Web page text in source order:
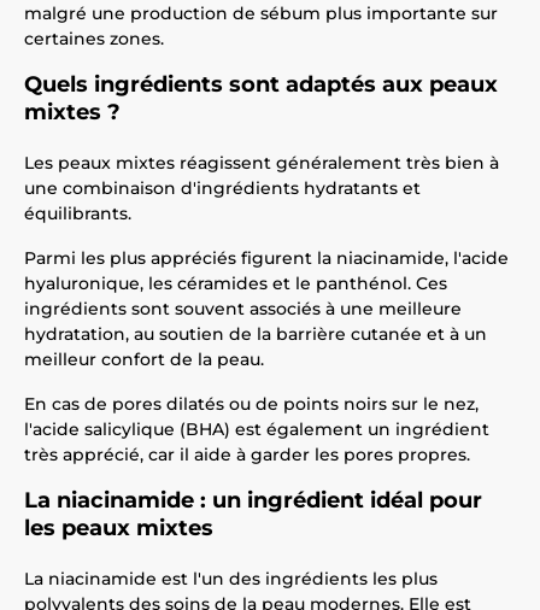
malgré une production de sébum plus importante sur
certaines zones.
Quels ingrédients sont adaptés aux peaux
mixtes ?
Les peaux mixtes réagissent généralement très bien à
une combinaison d'ingrédients hydratants et
équilibrants.
Parmi les plus appréciés figurent la niacinamide, l'acide
hyaluronique, les céramides et le panthénol. Ces
ingrédients sont souvent associés à une meilleure
hydratation, au soutien de la barrière cutanée et à un
meilleur confort de la peau.
En cas de pores dilatés ou de points noirs sur le nez,
l'acide salicylique (BHA) est également un ingrédient
très apprécié, car il aide à garder les pores propres.
La niacinamide : un ingrédient idéal pour
les peaux mixtes
La niacinamide est l'un des ingrédients les plus
polyvalents des soins de la peau modernes. Elle est